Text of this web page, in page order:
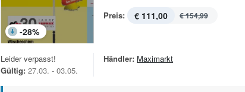
-28%
Preis: € 111,00 € 154,99
Leider verpasst!
Gültig: 27.03. - 03.05.
Händler: Maximarkt